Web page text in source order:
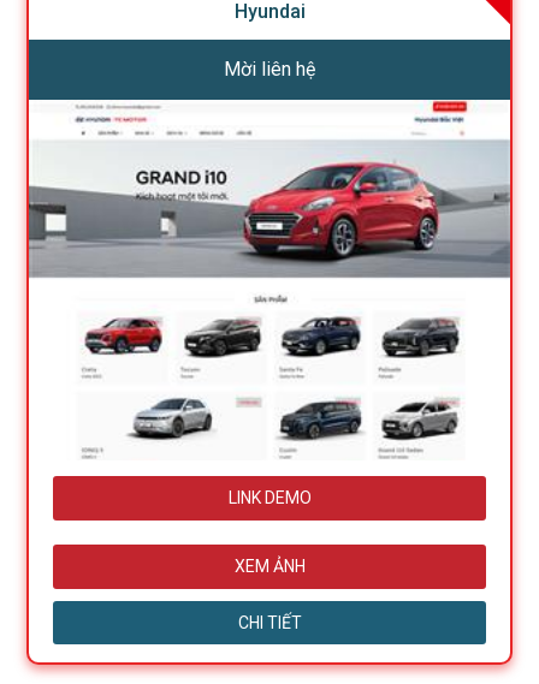
Hyundai
Mời liên hệ
LINK DEMO
XEM ẢNH
CHI TIẾT